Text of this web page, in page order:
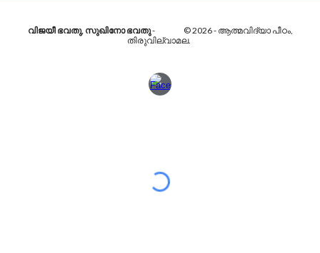
വിജയീ ഭവതു, സുഖിനോ ഭവതു- © 2026 - ആത്മവിദ്യാ പീഠം,
തിരുവില്വാമല.